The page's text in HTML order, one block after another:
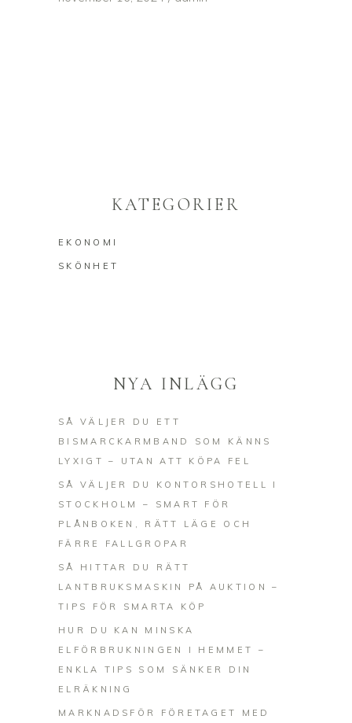
KATEGORIER
EKONOMI
SKÖNHET
NYA INLÄGG
SÅ VÄLJER DU ETT
BISMARCKARMBAND SOM KÄNNS
LYXIGT – UTAN ATT KÖPA FEL
SÅ VÄLJER DU KONTORSHOTELL I
STOCKHOLM – SMART FÖR
PLÅNBOKEN, RÄTT LÄGE OCH
FÄRRE FALLGROPAR
SÅ HITTAR DU RÄTT
LANTBRUKSMASKIN PÅ AUKTION –
TIPS FÖR SMARTA KÖP
HUR DU KAN MINSKA
ELFÖRBRUKNINGEN I HEMMET –
ENKLA TIPS SOM SÄNKER DIN
ELRÄKNING
MARKNADSFÖR FÖRETAGET MED